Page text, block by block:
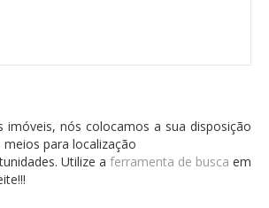
imóveis, nós colocamos a sua disposição
para localização
Utilize a ferramenta de busca em